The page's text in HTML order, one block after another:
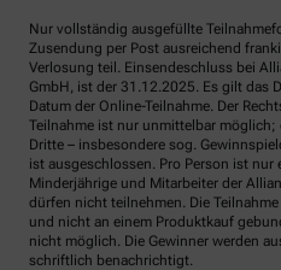
Nur vollständig ausgefüllte
Zusendung per Post ausreichend
Verlosung teil. Einsendeschluss bei
GmbH, ist der 31.12.2025. Es gilt das
Datum der Online-Teilnahme. Der
Teilnahme ist nur unmittelbar möglich;
Dritte – insbesondere sog.
ist ausgeschlossen. Pro Person ist nur
Minderjährige und Mitarbeiter der
dürfen nicht teilnehmen. Die
und nicht an einem Produktkauf
nicht möglich. Die Gewinner werden
schriftlich benachrichtigt.